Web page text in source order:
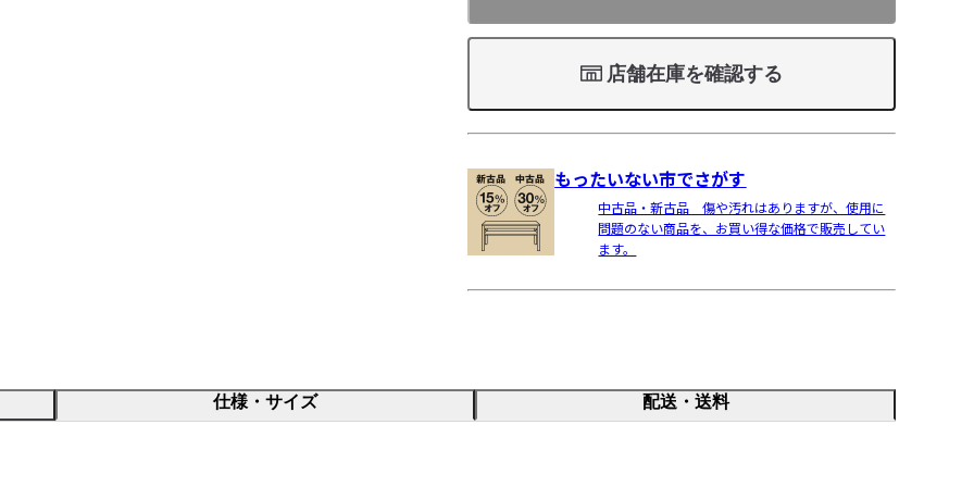
店舗在庫を確認する
もったいない市でさがす
中古品・新古品 傷や汚れはありますが、使用に
問題のない商品を、お買い得な価格で販売してい
ます。
仕様・サイズ 配送・送料